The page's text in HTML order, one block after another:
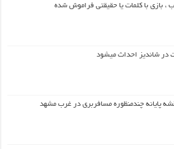
، بازی با کلمات یا حقیقتی فراموش شده
در شاندیز احداث میشود
پایانه چندمنظوره مسافربری در غرب مشهد